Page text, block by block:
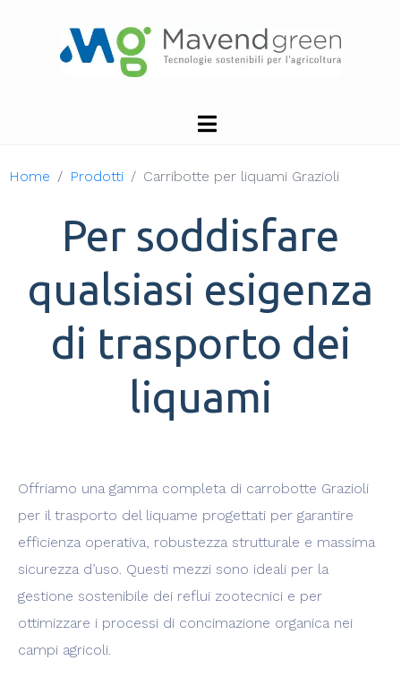
Carrobotte
Grazioli
Home Prodotti Carribotte per liquami Grazioli
Per soddisfare
qualsiasi esigenza
di trasporto dei
liquami
Offriamo una gamma completa di carrobotte Grazioli
per il trasporto del liquame progettati per garantire
efficienza operativa, robustezza strutturale e massima
sicurezza d’uso. Questi mezzi sono ideali per la
gestione sostenibile dei reflui zootecnici e per
ottimizzare i processi di concimazione organica nei
campi agricoli.